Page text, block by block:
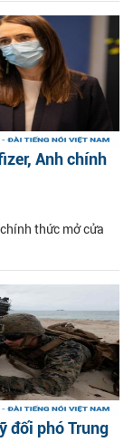
Anh chính
thức mở cửa
đối phó Trung